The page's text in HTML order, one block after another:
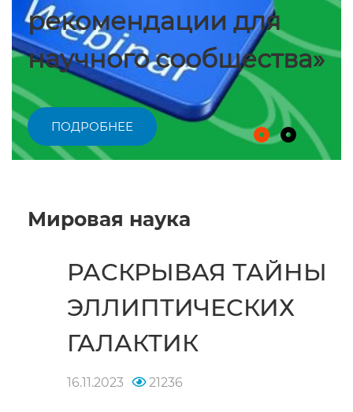
рекомендации для
научного сообщества»
ПОДРОБНЕЕ
Мировая наука
РАСКРЫВАЯ ТАЙНЫ
ЭЛЛИПТИЧЕСКИХ
ГАЛАКТИК
16.11.2023 21236